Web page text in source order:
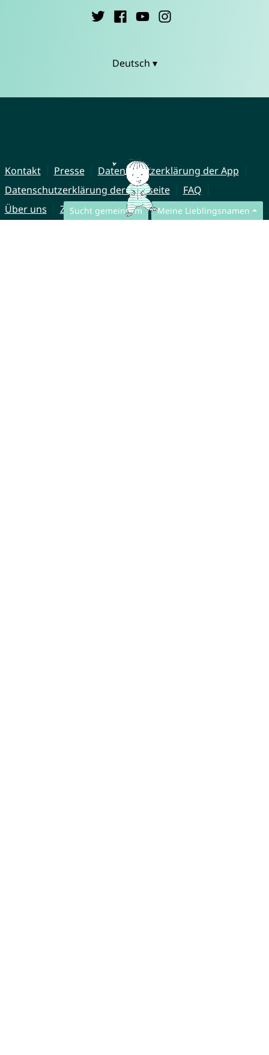
Sucht gemeinsam Meine Lieblingsnamen
Deutsch ▾
Kontakt Presse
Datenschutzerklärung der App
Datenschutzerklärung der Webseite
FAQ
Über uns
Zusammenarbeit Impressum